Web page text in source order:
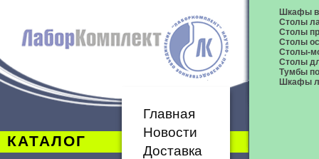
КАТАЛОГ
Главная
Новости
Доставка
Шкафы
Столы
Столы
Столы
Столы-
Столы
Тумбы
Шкафы